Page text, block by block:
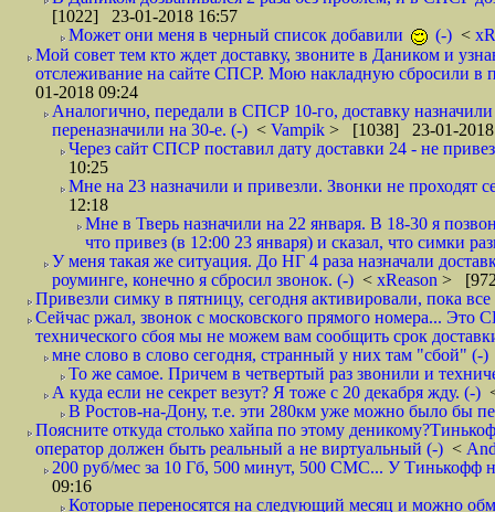
[1022] 23-01-2018 16:57
Может они меня в черный список добавили
(-) <
Мой совет тем кто ждет доставку, звоните в Даником и
отслеживание на сайте СПСР. Мою накладную сбросили
01-2018 09:24
Аналогично, передали в СПСР 10-го, доставку
переназначили на 30-е. (-) < Vampik > [1038] 23-01-2018
Через сайт СПСР поставил дату доставки 24 - не
10:25
Мне на 23 назначили и привезли. Звонки не
12:18
Мне в Тверь назначили на 22 января. В 18-30 я
что привез (в 12:00 23 января) и сказал, что симки
У меня такая же ситуация. До НГ 4 раза назначали
роуминге, конечно я сбросил звонок. (-) < xReason >
Привезли симку в пятницу, сегодня активировали, пока
Сейчас ржал, звонок с московского прямого номера... Это
технического сбоя мы не можем вам сообщить срок
мне слово в слово сегодня, странный у них там "сбой" (-)
То же самое. Причем в четвертый раз звонили и
А куда если не секрет везут? Я тоже с 20 декабря жду. (-)
В Ростов-на-Дону, т.е. эти 280км уже можно было бы
Поясните откуда столько хайпа по этому
оператор должен быть реальный а не виртуальный (-) <
200 руб/мес за 10 Гб, 500 минут, 500 СМС... У Тинькофф
09:16
Которые переносятся на следующий месяц и можно